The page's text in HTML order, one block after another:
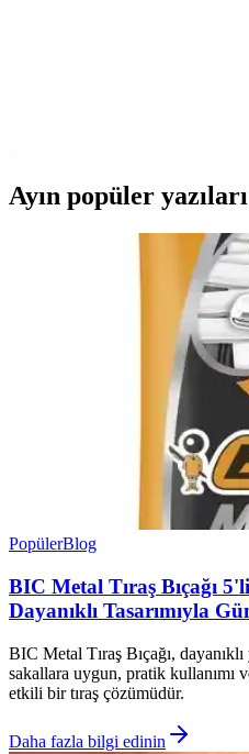
Ayın popüler yazıları
PopülerBlog
BIC Metal Tıraş Bıçağı
Dayanıklı Tasarımıyla
BIC Metal Tıraş Bıçağı,
sakallara uygun, pratik kullanımı
etkili bir tıraş çözümüdür.
Daha fazla bilgi edinin